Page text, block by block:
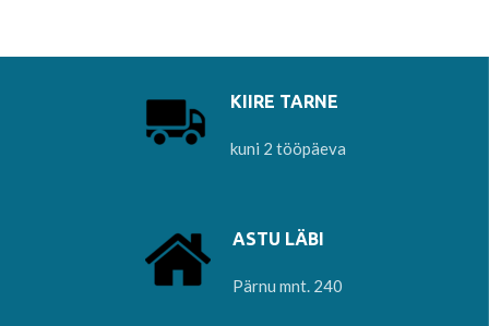
KIIRE TARNE
kuni 2 tööpäeva
ASTU LÄBI
Pärnu mnt. 240